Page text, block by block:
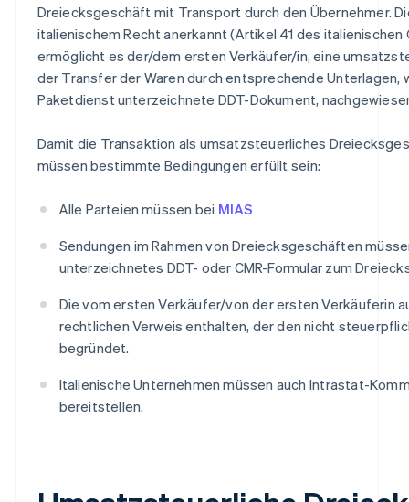
Dreiecksgeschäft mit Transport durch den Übernehmer.
italienischem Recht anerkannt (Artikel 41 des
ermöglicht es der/dem ersten Verkäufer/in, eine
der Transfer der Waren durch entsprechende Unterlagen,
Paketdienst unterzeichnete DDT-Dokument,
Damit die Transaktion als umsatzsteuerliches
müssen bestimmte Bedingungen erfüllt sein:
Alle Parteien müssen bei MIAS
Sendungen im Rahmen von Dreiecksgeschäften
unterzeichnetes DDT- oder CMR-Formular zum
Die vom ersten Verkäufer/von der ersten Verkäuferin
rechtlichen Verweis enthalten, der den nicht
begründet.
Italienische Unternehmen müssen auch Intrastat-
bereitstellen.